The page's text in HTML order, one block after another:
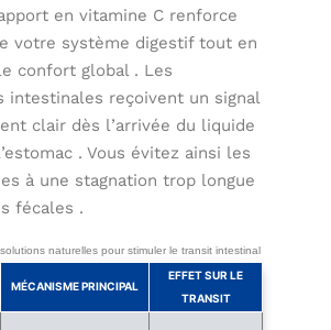
en vitamine C renforce
votre système digestif tout en
confort global . Les
intestinales reçoivent un signal
clair dès l’arrivée du liquide
. Vous évitez ainsi les
à une stagnation trop longue
fécales .
naturelles pour stimuler le transit intestinal
MÉCANISME PRINCIPAL
EFFET SUR LE
TRANSIT